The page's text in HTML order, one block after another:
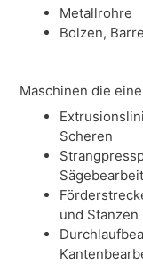
Metallrohre
Bolzen,
Maschinen die
Scheren
und Stanzen